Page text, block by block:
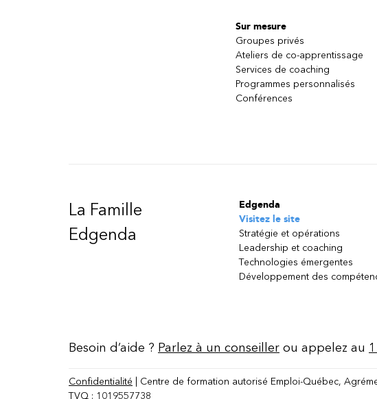
Sur mesure
Groupes privés
Ateliers de co-apprentissage
Services de coaching
Programmes personnalisés
Conférences
La Famille
Edgenda
Edgenda
Visitez le site
Stratégie et opérations
Leadership et coaching
Technologies émergentes
Développement des
Besoin d’aide ? Parlez à un conseiller ou appelez au
Confidentialité | Centre de formation autorisé Emploi-Québec,
TVQ : 1019557738